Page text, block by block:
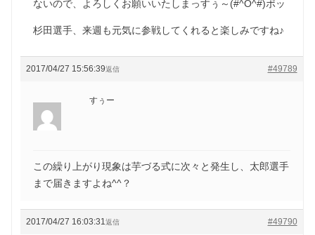
ないので、よろしくお願いいたしまっすぅ～(#^O^#)ポッ
杉田選手、来週も元気に参戦してくれると楽しみですね♪
2017/04/27 15:56:39 #49789
返信
すぅー
この繰り上がり現象は芋づる式に次々と発生し、太郎選手
まで届きますよね^^？
2017/04/27 16:03:31 #49790
返信